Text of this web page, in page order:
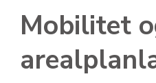
Mobilitet